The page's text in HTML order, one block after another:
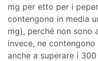
mg per etto per i
contengono in media
mg), perché non sono
invece, ne contengono
anche a superare i